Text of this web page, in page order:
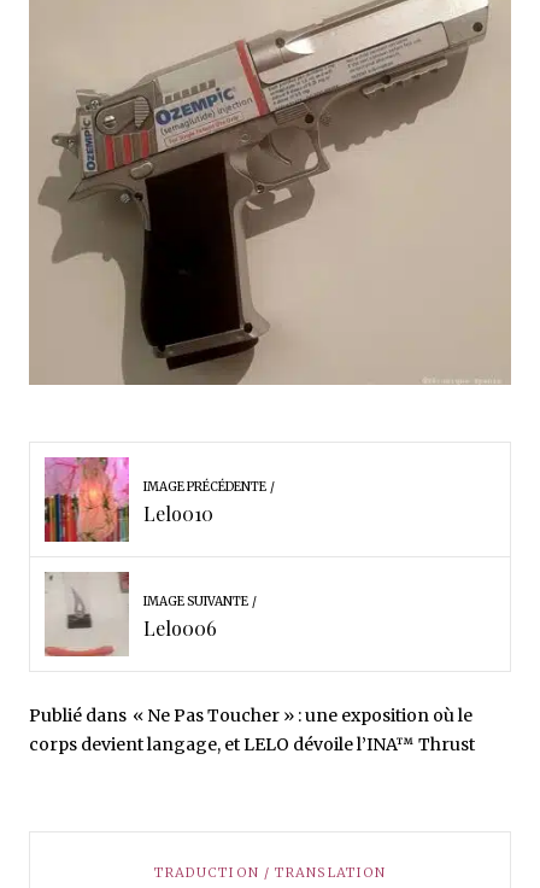
IMAGE PRÉCÉDENTE
Lelo010
IMAGE SUIVANTE
Lelo006
Publié dans « Ne Pas Toucher » : une exposition où le
corps devient langage, et LELO dévoile l’INA™ Thrust
TRADUCTION / TRANSLATION